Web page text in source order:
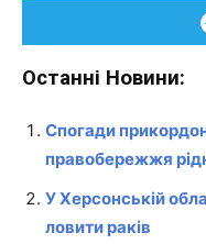
Останні Новини:
Спогади
правобережжя
У Херсонській
ловити раків